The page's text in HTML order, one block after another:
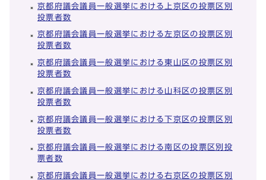
京都府議会議員一般選挙における上京区の投票区別
投票者数
京都府議会議員一般選挙における左京区の投票区別
投票者数
京都府議会議員一般選挙における東山区の投票区別
投票者数
京都府議会議員一般選挙における山科区の投票区別
投票者数
京都府議会議員一般選挙における下京区の投票区別
投票者数
京都府議会議員一般選挙における南区の投票区別投
票者数
京都府議会議員一般選挙における右京区の投票区別